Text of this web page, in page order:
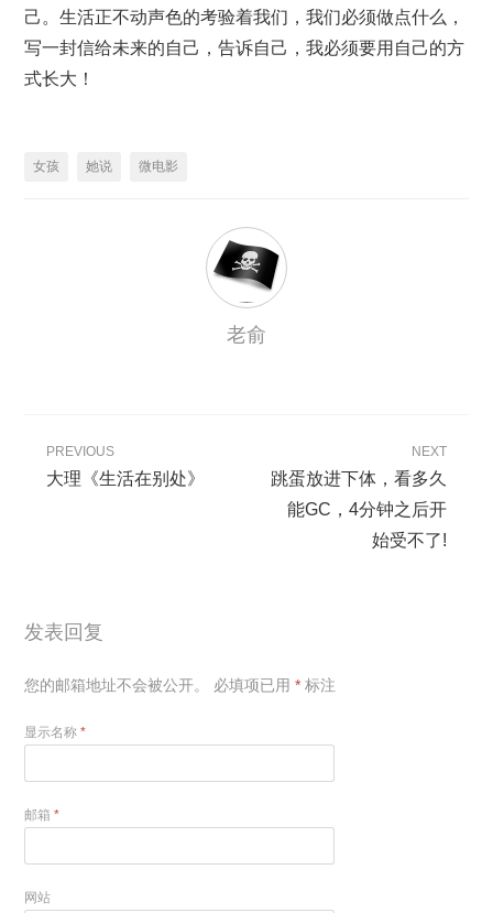
己。生活正不动声色的考验着我们，我们必须做点什么，
写一封信给未来的自己，告诉自己，我必须要用自己的方
式长大！
女孩 她说 微电影
老俞
PREVIOUS
大理《生活在别处》
NEXT
跳蛋放进下体，看多久
能GC，4分钟之后开
始受不了!
发表回复
您的邮箱地址不会被公开。 必填项已用* 标注
显示名称*
邮箱*
网站